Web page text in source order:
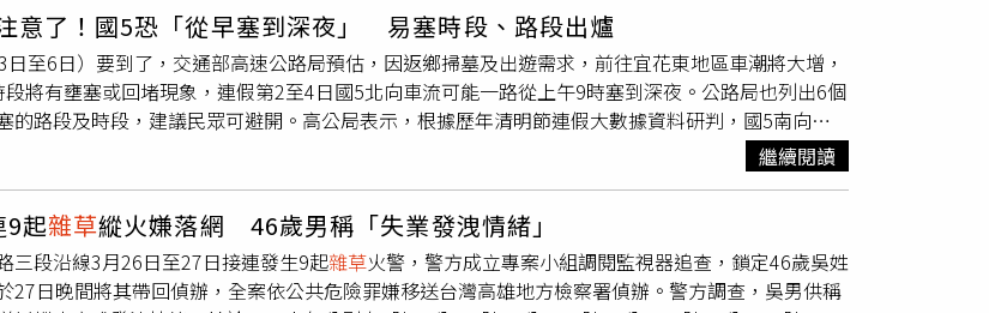
學與大型活動需求，整建以提升教學品質與活動安全。長濱鄉代表會主席梁秀貞提到運動場每年舉
會，水溝 雜草叢生，內外排水系統應與PU跑道工程一併改善，確保排水功能完善；代表林錦顯
埔村民、師生全民均反映，期盼儘速改善操場並設置PU跑道，提升運動安全與使用品質，也希望
所示範學校，設計可融入原民圖騰與文化元素；長濱鄉寧埔村長烏蓮發, 希望趕快動工，期待可以在
議員參選人武雪恩表示，非常感謝委員陳瑩協助，關心校園運動設施改善，以提升學生運動安全與
，偏鄉學校的孩子不應因地理條件與資源差距，而在學習與成長環境上有所落差。完善的運動設施
礎，更關係到學生的安全與健康，是教育公平的重要一環。未來她也將持續爭取中央資源，推動校
化台東整體教育環境，讓每一位孩子都能在安全、優質的空間中安心學習、健康成長，逐步落實教
標。
好選擇將嬰兒埋在家中花園裡。當地警方於3月16日逮捕該名少女。案件曝光後引發日本社會討
類「獨自分娩」案例，青少年常因恐懼或缺乏正確的諮詢、求助管道，最後往往會使用極端手段處
府建立更完善的「匿名分娩」或「祕密生產」制度，讓陷入困境的女性能在匿名的情況下獲得社福
成生產，防止此類悲劇再度發生。
意了！國5恐「從早塞到深夜」 易塞時段、路段出爐
至6日）要到了，交通部高速公路局預估，因返鄉掃墓及出遊需求，前往宜花東地區車潮將大增，
將有壅塞或回堵現象，連假第2至4日國5北向車流可能一路從上午9時塞到深夜。公路局也列出6個
的路段及時段，建議民眾可避開。高公局表示，根據歷年清明節連假大數據資料研判，國5南向尖
日）車流多集中於上午5時至下午5時，國5北向尖峰期間（連假第2至4日）車流則從上午9時湧現並
路人可多搭乘公共運輸分流，預估搭乘大客車往返北宜可較自行開車約節省30分鐘以上。高公局提
大客車優先通行措施將照常實施，如石碇南向入口開放大客車通行路肩銜接爬坡道、石碇南向爬坡
及羅東、宜蘭、頭城北入匝道大客車專用道、北向宜蘭至頭城機動開放路肩供大客車通行並實施主
通行等；此外，石碇南入封閉期間，將改為大客車專用入口，不影響大客車通行。高公局指出，為
局規劃實施尖峰時段石碇及坪林南向入口匝道封閉、蘇澳至頭城北向入口高乘載管制及匝道儀控等
繼續閱讀
9起雜草縱火嫌落網 46歲男稱「失業發洩情緒」
三段沿線3月26日至27日接連發生9起雜草火警，警方成立專案小組調閱監視器追查，鎖定46歲吳姓
27日晚間將其帶回偵辦，全案依公共危險罪嫌移送台灣高雄地方檢察署偵辦。警方調查，吳男供稱